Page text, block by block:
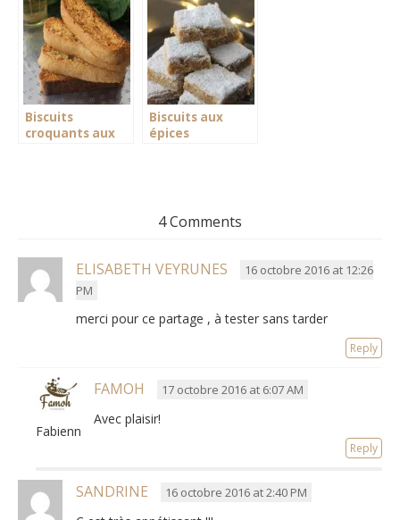
Biscuits
croquants aux
Biscuits aux
épices
4 Comments
ELISABETH VEYRUNES
16 octobre 2016 at 12:26
PM
merci pour ce partage , à tester sans tarder
Reply
Fabienne
FAMOH 17 octobre 2016 at 6:07 AM
Avec plaisir!
Reply
SANDRINE 16 octobre 2016 at 2:40 PM